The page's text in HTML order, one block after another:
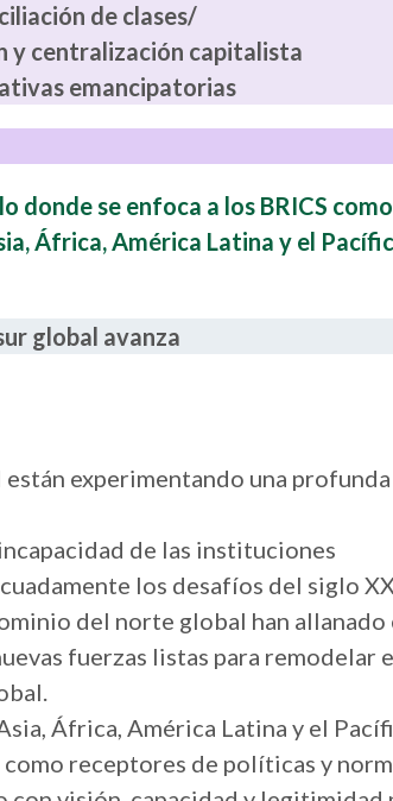
de clases/
y centralización capitalista
emancipatorias
donde se enfoca a los BRICS
África, América Latina y el
global avanza
experimentando una profunda
de las instituciones
los desafíos del siglo
del norte global han allanado
fuerzas listas para remodelar
África, América Latina y el
receptores de políticas y